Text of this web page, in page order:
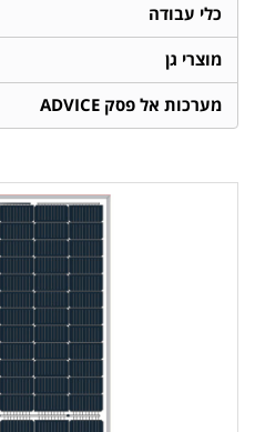
כלי עבודה
מוצרי גן
מערכות אל פסק ADVICE